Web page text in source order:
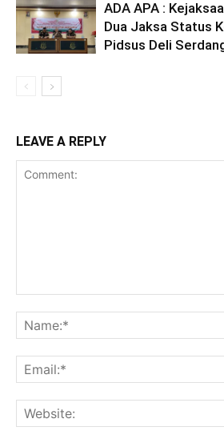
ADA APA :
Dua Jaksa Status
Pidsus Deli
LEAVE A REPLY